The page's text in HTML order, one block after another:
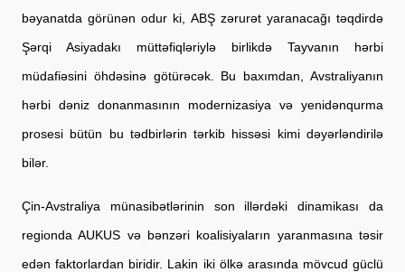
bəyanatda görünən odur ki, ABŞ zərurət yaranacağı təqdirdə
Şərqi Asiyadakı müttəfiqləriylə birlikdə Tayvanın hərbi
müdafiəsini öhdəsinə götürəcək. Bu baxımdan, Avstraliyanın
hərbi dəniz donanmasının modernizasiya və yenidənqurma
prosesi bütün bu tədbirlərin tərkib hissəsi kimi dəyərləndirilə
bilər.
Çin-Avstraliya münasibətlərinin son illərdəki dinamikası da
regionda AUKUS və bənzəri koalisiyaların yaranmasına təsir
edən faktorlardan biridir. Lakin iki ölkə arasında mövcud güclü